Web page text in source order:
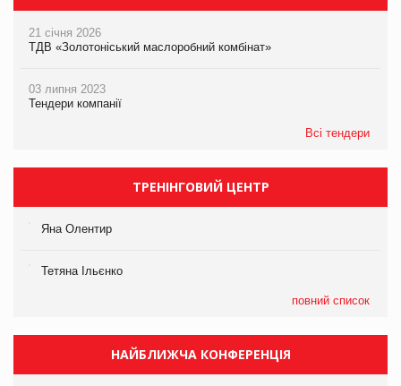
21 січня 2026
ТДВ «Золотоніський маслоробний комбінат»
03 липня 2023
Тендери компанії
Всі тендери
ТРЕНІНГОВИЙ ЦЕНТР
Яна Олентир
Тетяна Ільєнко
повний список
НАЙБЛИЖЧА КОНФЕРЕНЦІЯ